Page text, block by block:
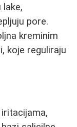
lake,
pore.
kreminim
koje reguliraju